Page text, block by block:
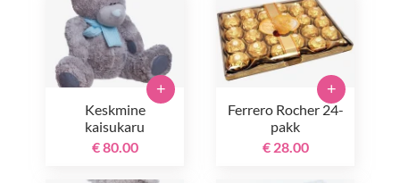
Keskmine
kaisukaru
€ 80.00
+
Ferrero Rocher 24-
pakk
€ 28.00
+